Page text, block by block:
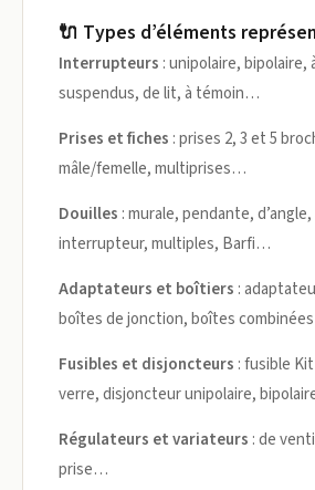
🔌 Types d’éléments
Interrupteurs : unipolaire, bipolaire,
suspendus, de lit, à témoin…
Prises et fiches : prises 2, 3 et 5
mâle/femelle, multiprises…
Douilles : murale, pendante,
interrupteur, multiples, Barfi…
Adaptateurs et boîtiers :
boîtes de jonction, boîtes
Fusibles et disjoncteurs : fusible
verre, disjoncteur unipolaire,
Régulateurs et variateurs : de
prise…